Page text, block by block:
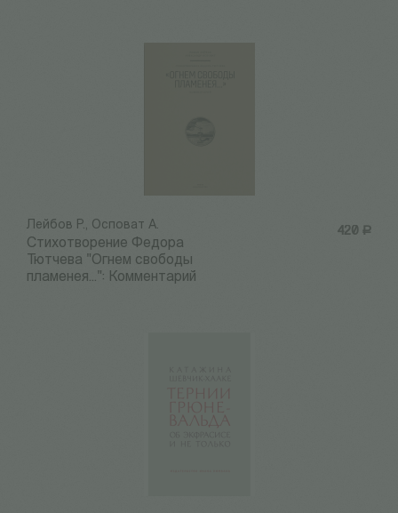
420 Р
Лейбов Р., Осповат А.
Стихотворение Федора
Тютчева "Огнем свободы
пламенея...": Комментарий